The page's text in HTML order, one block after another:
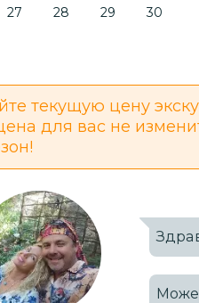
27 28 29 30
текущую цену
для вас не